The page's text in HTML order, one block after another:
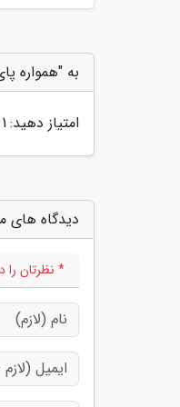
به "همواره
امتیاز دهید:1
دیدگاه های
* نظرتان را